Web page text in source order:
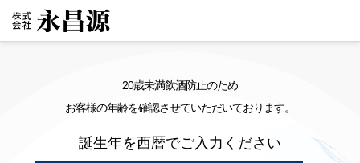
20歳未満飲酒防止のため
お客様の年齢を確認させていただいております。
誕生年を西暦でご入力ください